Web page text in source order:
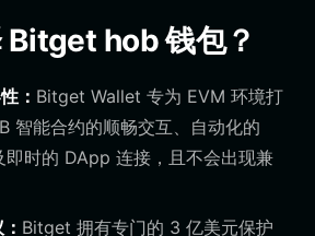
Bitget hob 钱包？
： Bitget Wallet 专为 EVM 环境打
智能合约的顺畅交互、自动化的
即时的 DApp 连接，且不会出现兼
Bitget 拥有专门的 3 亿美元保护